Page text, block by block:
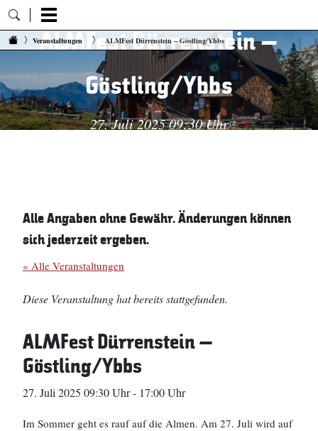
Zum Inhalt springen
Veranstaltungen ALMFest Dürrenstein – Göstling/Ybbs
ALMFest Dürrenstein –
Göstling/Ybbs
27. Juli 2025 09:30 Uhr
Alle Angaben ohne Gewähr. Änderungen können
sich jederzeit ergeben.
« Alle Veranstaltungen
Diese Veranstaltung hat bereits stattgefunden.
ALMFest Dürrenstein –
Göstling/Ybbs
27. Juli 2025 09:30 Uhr- 17:00 Uhr
Im Sommer geht es rauf auf die Almen. Am 27. Juli wird auf